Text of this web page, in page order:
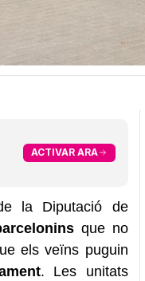
ACTIVAR ARA
la Diputació de
que no
els veïns puguin
. Les unitats